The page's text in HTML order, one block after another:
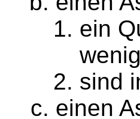
ein
sind
einen